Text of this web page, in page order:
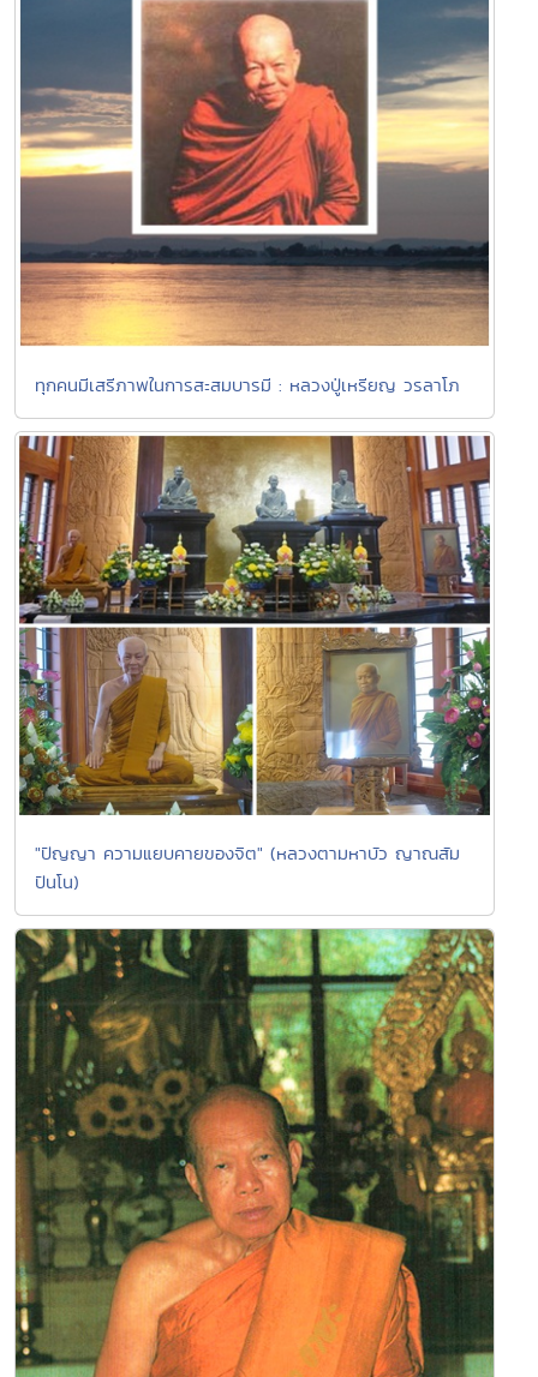
ทุกคนมีเสรีภาพในการสะสมบารมี : หลวงปู่เหรียญ วรลาโภ
"ปัญญา ความแยบคายของจิต" (หลวงตามหาบัว ญาณสัม
ปันโน)